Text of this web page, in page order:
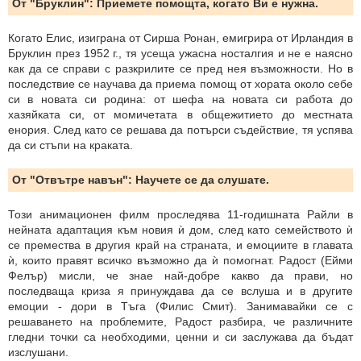
От "Бруклин": Приемете помощта, когато Ви е нужна.
Когато Елис, изиграна от Сирша Ронан, емигрира от Ирландия в
Бруклин през 1952 г., тя усеща ужасна носталгия и не е наясно
как да се справи с разкрилите се пред нея възможности. Но в
последствие се научава да приема помощ от хората около себе
си в новата си родина: от шефа на новата си работа до
хазяйката си, от момичетата в общежитието до местната
енория. След като се решава да потърси съдействие, тя успява
да си стъпи на краката.
От "Отвътре навън": Научете се да слушате.
Този анимационен филм проследява 11-годишната Райли в
нейната адаптация към новия ѝ дом, след като семейството ѝ
се премества в другия край на страната, и емоциите в главата
ѝ, които правят всичко възможно да ѝ помогнат. Радост (Ейми
Фелър) мисли, че знае най-добре какво да прави, но
последваща криза я принуждава да се вслуша и в другите
емоции - дори в Тъга (Филис Смит). Занимавайки се с
решаването на проблемите, Радост разбира, че различните
гледни точки са необходими, ценни и си заслужава да бъдат
изслушани.